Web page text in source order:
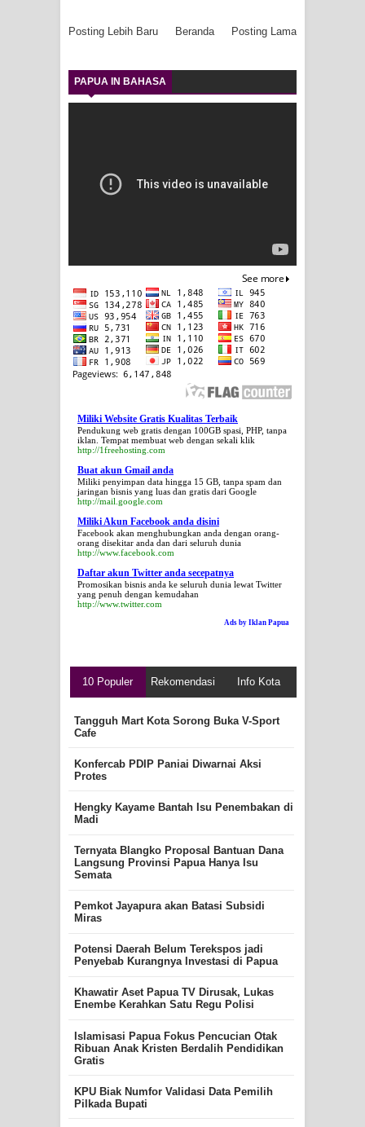
Posting Lebih Baru Posting Lama
Beranda
PAPUA IN BAHASA
Miliki Website Gratis Kualitas Terbaik
Pendukung web gratis dengan 100GB spasi, PHP, tanpa
iklan. Tempat membuat web dengan sekali klik
http://1freehosting.com
Buat akun Gmail anda
Miliki penyimpan data hingga 15 GB, tanpa spam dan
jaringan bisnis yang luas dan gratis dari Google
http://mail.google.com
Miliki Akun Facebook anda disini
Facebook akan menghubungkan anda dengan orang-
orang disekitar anda dan dari seluruh dunia
http://www.facebook.com
Daftar akun Twitter anda secepatnya
Promosikan bisnis anda ke seluruh dunia lewat Twitter
yang penuh dengan kemudahan
http://www.twitter.com
Ads by Iklan Papua
10 Populer Rekomendasi Info Kota
Tangguh Mart Kota Sorong Buka V-Sport
Cafe
Konfercab PDIP Paniai Diwarnai Aksi
Protes
Hengky Kayame Bantah Isu Penembakan di
Madi
Ternyata Blangko Proposal Bantuan Dana
Langsung Provinsi Papua Hanya Isu
Semata
Pemkot Jayapura akan Batasi Subsidi
Miras
Potensi Daerah Belum Terekspos jadi
Penyebab Kurangnya Investasi di Papua
Khawatir Aset Papua TV Dirusak, Lukas
Enembe Kerahkan Satu Regu Polisi
Islamisasi Papua Fokus Pencucian Otak
Ribuan Anak Kristen Berdalih Pendidikan
Gratis
KPU Biak Numfor Validasi Data Pemilih
Pilkada Bupati